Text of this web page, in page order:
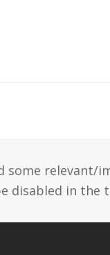
some relevant/
disabled in the